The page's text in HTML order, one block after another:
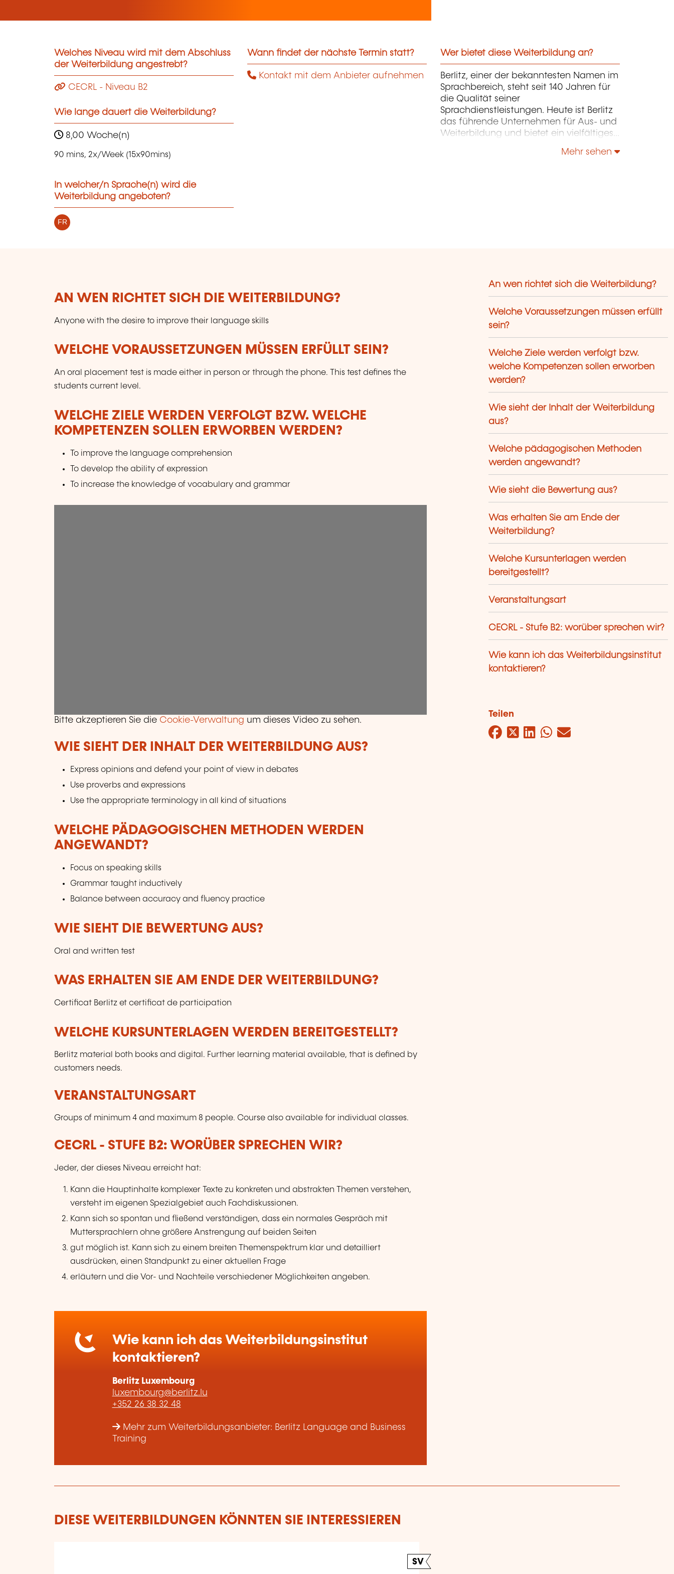
Welches Niveau wird mit dem Abschluss
der Weiterbildung angestrebt?
CECRL - Niveau B2
Wie lange dauert die Weiterbildung?
8,00 Woche(n)
90 mins, 2x/Week (15x90mins)
In welcher/n Sprache(n) wird die
Weiterbildung angeboten?
FR
Wann findet der nächste Termin statt?
Kontakt mit dem Anbieter aufnehmen
Wer bietet diese Weiterbildung an?
Berlitz, einer der bekanntesten Namen im
Sprachbereich, steht seit 140 Jahren für
die Qualität seiner
Sprachdienstleistungen. Heute ist Berlitz
das führende Unternehmen für Aus- und
Weiterbildung und bietet ein vielfältiges
Kommunikationstrainings sowie
Mehr sehen
AN WEN RICHTET SICH DIE WEITERBILDUNG?
Anyone with the desire to improve their language skills
WELCHE VORAUSSETZUNGEN MÜSSEN ERFÜLLT SEIN?
An oral placement test is made either in person or through the phone. This test defines the
students current level.
WELCHE ZIELE WERDEN VERFOLGT BZW. WELCHE
KOMPETENZEN SOLLEN ERWORBEN WERDEN?
To improve the language comprehension
To develop the ability of expression
To increase the knowledge of vocabulary and grammar
Bitte akzeptieren Sie die Cookie-Verwaltung um dieses Video zu sehen.
WIE SIEHT DER INHALT DER WEITERBILDUNG AUS?
Express opinions and defend your point of view in debates
Use proverbs and expressions
Use the appropriate terminology in all kind of situations
WELCHE PÄDAGOGISCHEN METHODEN WERDEN
ANGEWANDT?
Focus on speaking skills
Grammar taught inductively
Balance between accuracy and fluency practice
WIE SIEHT DIE BEWERTUNG AUS?
Oral and written test
WAS ERHALTEN SIE AM ENDE DER WEITERBILDUNG?
Certificat Berlitz et certificat de participation
WELCHE KURSUNTERLAGEN WERDEN BEREITGESTELLT?
Berlitz material both books and digital. Further learning material available, that is defined by
customers needs.
VERANSTALTUNGSART
Groups of minimum 4 and maximum 8 people. Course also available for individual classes.
CECRL - STUFE B2: WORÜBER SPRECHEN WIR?
Jeder, der dieses Niveau erreicht hat:
Kann die Hauptinhalte komplexer Texte zu konkreten und abstrakten Themen verstehen,
versteht im eigenen Spezialgebiet auch Fachdiskussionen.
Kann sich so spontan und fließend verständigen, dass ein normales Gespräch mit
Muttersprachlern ohne größere Anstrengung auf beiden Seiten
gut möglich ist. Kann sich zu einem breiten Themenspektrum klar und detailliert
ausdrücken, einen Standpunkt zu einer aktuellen Frage
erläutern und die Vor- und Nachteile verschiedener Möglichkeiten angeben.
Wie kann ich das Weiterbildungsinstitut
kontaktieren?
Berlitz Luxembourg
luxembourg@berlitz.lu
+352 26 38 32 48
Mehr zum Weiterbildungsanbieter: Berlitz Language and Business
Training
An wen richtet sich die Weiterbildung?
Welche Voraussetzungen müssen erfüllt
sein?
Welche Ziele werden verfolgt bzw.
welche Kompetenzen sollen erworben
werden?
Wie sieht der Inhalt der Weiterbildung
aus?
Welche pädagogischen Methoden
werden angewandt?
Wie sieht die Bewertung aus?
Was erhalten Sie am Ende der
Weiterbildung?
Welche Kursunterlagen werden
bereitgestellt?
Veranstaltungsart
CECRL - Stufe B2: worüber sprechen wir?
Wie kann ich das Weiterbildungsinstitut
kontaktieren?
Teilen
Facebook
Twitter
LinkedIn
WhatsApp
Mail
DIESE WEITERBILDUNGEN KÖNNTEN SIE INTERESSIEREN
SV